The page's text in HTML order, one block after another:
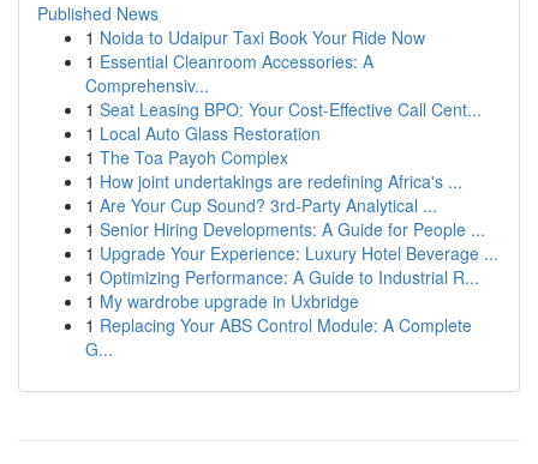
Published News
1 Noida to Udaipur Taxi Book Your Ride Now
1 Essential Cleanroom Accessories: A
Comprehensiv...
1 Seat Leasing BPO: Your Cost-Effective Call Cent...
1 Local Auto Glass Restoration
1 The Toa Payoh Complex
1 How joint undertakings are redefining Africa's ...
1 Are Your Cup Sound? 3rd-Party Analytical ...
1 Senior Hiring Developments: A Guide for People ...
1 Upgrade Your Experience: Luxury Hotel Beverage ...
1 Optimizing Performance: A Guide to Industrial R...
1 My wardrobe upgrade in Uxbridge
1 Replacing Your ABS Control Module: A Complete
G...